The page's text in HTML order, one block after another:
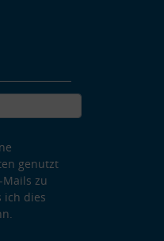
genutzt
zu
ich dies